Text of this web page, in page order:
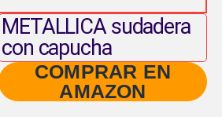
METALLICA sudadera
con capucha
COMPRAR EN
AMAZON